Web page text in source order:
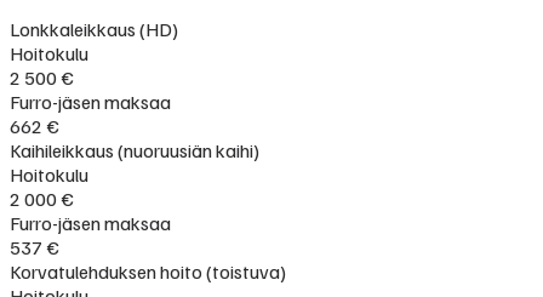
Lonkkaleikkaus (HD)
Hoitokulu
2 500 €
Furro-jäsen maksaa
662 €
Kaihileikkaus (nuoruusiän kaihi)
Hoitokulu
2 000 €
Furro-jäsen maksaa
537 €
Korvatulehduksen hoito (toistuva)